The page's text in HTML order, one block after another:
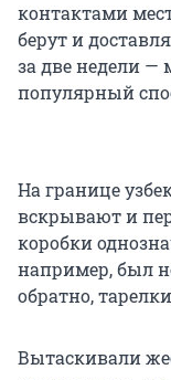
контактами
берут и
за две недели —
популярный
На границе
вскрывают и
коробки
например, был
обратно,
Вытаскивали